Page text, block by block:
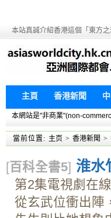
本站真誠介紹香港這個「東方之
主頁 香港新聞
本網站是"非商業"(non-
當前位置: 主页 > 香港新聞 >
[百科全書5] 淮水
第2集電視劇在
從玄武位衝出陣